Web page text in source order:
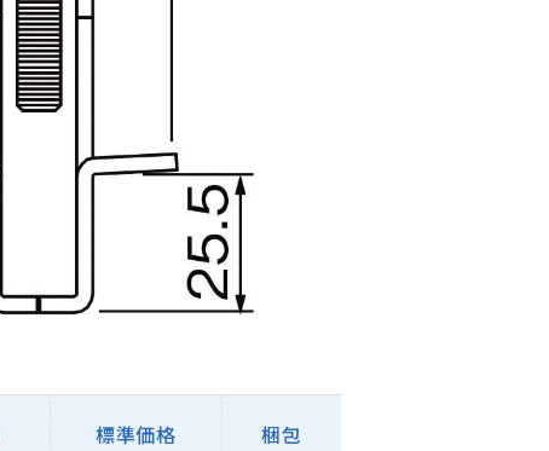
標準価格 梱包